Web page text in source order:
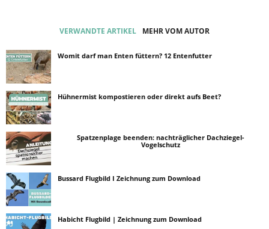
VERWANDTE ARTIKEL MEHR VOM AUTOR
Womit darf man Enten füttern? 12 Entenfutter
Hühnermist kompostieren oder direkt aufs Beet?
Spatzenplage beenden: nachträglicher Dachziegel-
Vogelschutz
Bussard Flugbild I Zeichnung zum Download
Habicht Flugbild | Zeichnung zum Download